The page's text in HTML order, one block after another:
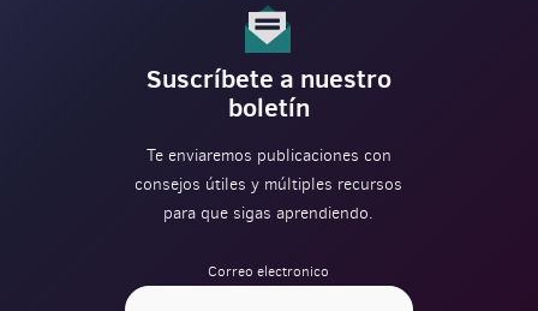
Suscríbete a nuestro
boletín
Te enviaremos publicaciones con
consejos útiles y múltiples recursos
para que sigas aprendiendo.
Correo electronico